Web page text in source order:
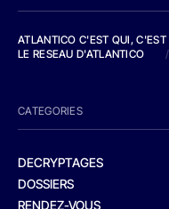
ATLANTICO C'EST QUI, C'EST
LE RESEAU D'ATLANTICO
/
CATEGORIES
DECRYPTAGES
DOSSIERS
RENDEZ-VOUS